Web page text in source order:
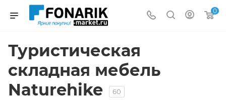
0
Туристическая
складная мебель
Naturehike
60